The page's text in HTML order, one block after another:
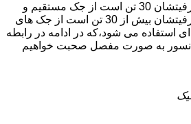
برای آسانسورهایی که ظرفیتشان 30 تن است از جک مستقیم و
برای آسانسورهایی که ظرفیتشان بیش از 30 تن است از جک های
استفاده می شود،که در ادامه در رابطه
به صورت مفصل صحبت خواهیم